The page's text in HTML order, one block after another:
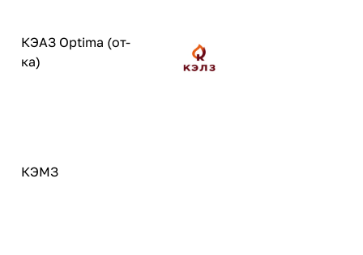
КЭАЗ Optima (от-
ка)
КЭМЗ